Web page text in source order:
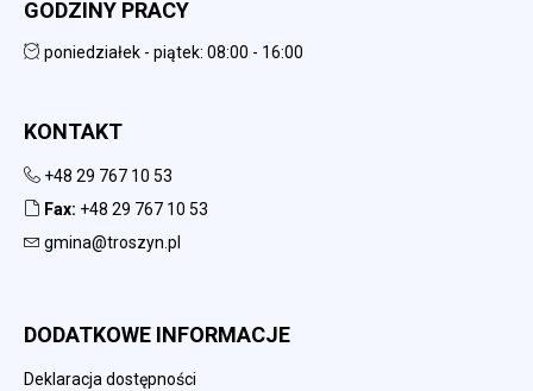
GODZINY PRACY
poniedziałek - piątek: 08:00 - 16:00
KONTAKT
+48 29 767 10 53
Fax: +48 29 767 10 53
gmina@troszyn.pl
DODATKOWE INFORMACJE
Deklaracja dostępności